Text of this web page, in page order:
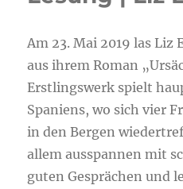
Am 23. Mai 2019 las Liz
aus ihrem Roman
Erstlingswerk spielt
Spaniens, wo sich vier
in den Bergen
allem ausspannen mit
guten Gesprächen und